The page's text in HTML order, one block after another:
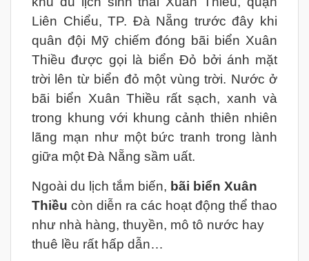
Liên Chiểu, TP. Đà Nẵng trước đây khi
quân đội Mỹ chiếm đóng bãi biển Xuân
Thiều được gọi là biển Đỏ bởi ánh mặt
trời lên từ biển đỏ một vùng trời. Nước ở
bãi biển Xuân Thiều rất sạch, xanh và
trong khung với khung cảnh thiên nhiên
lãng mạn như một bức tranh trong lành
giữa một Đà Nẵng sầm uất.
Ngoài du lịch tắm biến, bãi biển Xuân
Thiều còn diễn ra các hoạt động thể thao
như nhà hàng, thuyền, mô tô nước hay
thuê lều rất hấp dẫn…